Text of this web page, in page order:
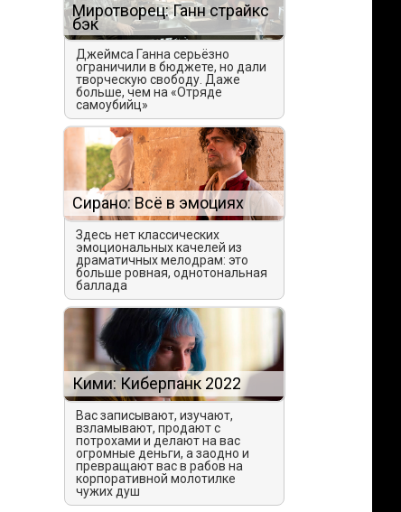
Миротворец: Ганн страйкс
бэк
Джеймса Ганна серьёзно
ограничили в бюджете, но дали
творческую свободу. Даже
больше, чем на «Отряде
самоубийц»
Сирано: Всё в эмоциях
Здесь нет классических
эмоциональных качелей из
драматичных мелодрам: это
больше ровная, однотональная
баллада
Кими: Киберпанк 2022
Вас записывают, изучают,
взламывают, продают с
потрохами и делают на вас
огромные деньги, а заодно и
превращают вас в рабов на
корпоративной молотилке
чужих душ